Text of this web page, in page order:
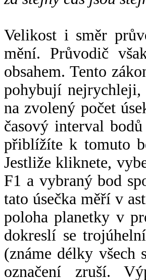
Velikost i směr
mění. Průvodič
obsahem. Tento
pohybují nejrychleji,
na zvolený počet
časový interval
přiblížíte k tomuto
Jestliže kliknete,
F1 a vybraný bod
tato úsečka měří v
poloha planetky v
dokreslí se
(známe délky všech
označení zruší.